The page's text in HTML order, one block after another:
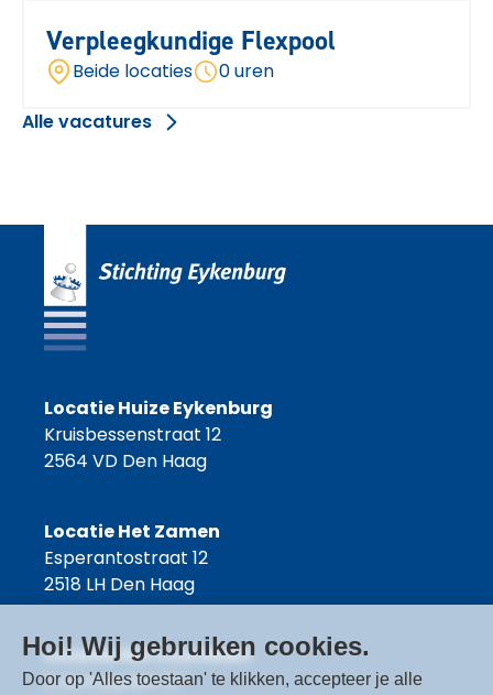
Hoi! Wij gebruiken cookies.
Door op 'Alles toestaan' te klikken, accepteer je alle
Verpleegkundige Flexpool
Beide locaties
0 uren
Alle vacatures
Locatie Huize Eykenburg
Kruisbessenstraat 12
2564 VD Den Haag
Locatie Het Zamen
Esperantostraat 12
2518 LH Den Haag
Locatie Het Coornhert
Erasmusplein 87